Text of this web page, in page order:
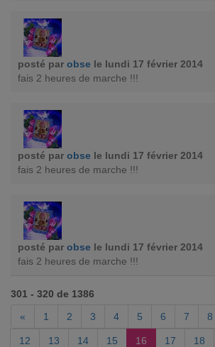
posté par obse le lundi 17 février 2014
fais 2 heures de marche !!!
posté par obse le lundi 17 février 2014
fais 2 heures de marche !!!
posté par obse le lundi 17 février 2014
fais 2 heures de marche !!!
301 - 320 de 1386
«
1 2 3 4 5 6 7 8
12 13 14 15 16 17 18